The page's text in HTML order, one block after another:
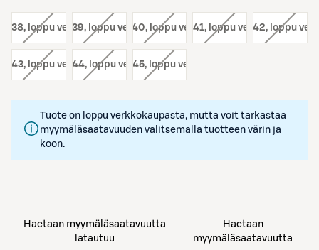
B38, loppu verkosta
koko: B39, loppu verkosta
koko:B40, loppu verkosta
koko: B41, loppu verkosta
koko: B42, loppu
B43, loppu verkosta
koko:B44, loppu verkosta
koko: B45, loppu verkosta
Tuote on loppu verkkokaupasta, mutta voit tarkastaa
myymäläsaatavuuden valitsemalla tuotteen värin ja
koon.
Haetaan myymäläsaatavuutta
latautuu
Haetaan
myymäläsaatavuutta